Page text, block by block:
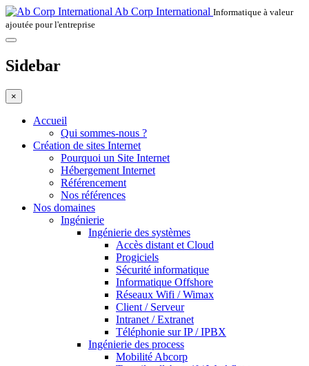
Ab Corp International Informatique à valeur
ajoutée pour l'entreprise
Sidebar
×
Accueil
Qui sommes-nous ?
Création de sites Internet
Pourquoi un Site Internet
Hébergement Internet
Référencement
Nos références
Nos domaines
Ingénierie
Ingénierie des systèmes
Accès distant et Cloud
Progiciels
Sécurité informatique
Informatique Offshore
Réseaux Wifi / Wimax
Client / Serveur
Intranet / Extranet
Téléphonie sur IP / IPBX
Ingénierie des process
Mobilité Abcorp